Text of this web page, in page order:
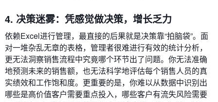
4. 决策迷雾：凭感觉做决策，增长乏力
依赖Excel进行管理，最直接的后果就是决策靠“拍脑袋”。面
对一堆杂乱无章的表格，管理者很难进行有效的统计分析，
更无法洞察销售流程中究竟哪个环节出了问题。你无法准确
地预测未来的销售额，也无法科学地评估每个销售人员的真
实绩效和工作饱和度。更重要的是，你难以从数据中识别出
哪些是高价值客户需要重点投入，哪些客户有流失风险需要